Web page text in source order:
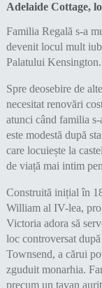
Adelaide Cottage,
Familia Regală s-a
devenit locul mult
Palatului Kensington.
Spre deosebire de
necesitat renovări
atunci când familia
este modestă după
care locuiește la
de viață mai intim
Construită inițial în
William al IV-lea,
Victoria adora să
loc controversat
Townsend, a cărui
zguduit monarhia.
precum un tavan